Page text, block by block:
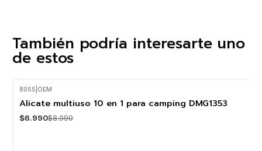
También podría interesarte uno
de estos
-22%
8055 OEM
Alicate multiuso 10 en 1 para camping DMG1353
$6.990$8.990